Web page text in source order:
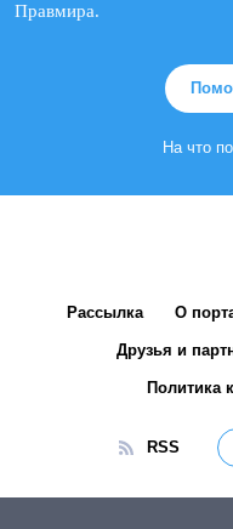
Правмира.
На что
Рассылка О
Друзья и
Политика
RSS